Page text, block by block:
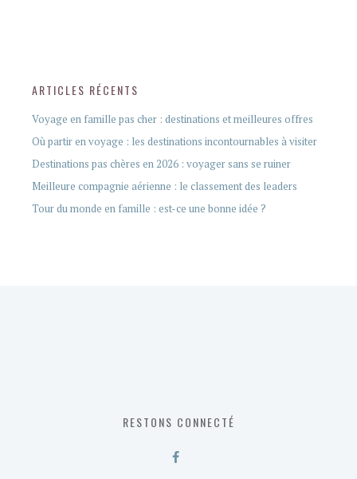
ARTICLES RÉCENTS
Voyage en famille pas cher : destinations et meilleures offres
Où partir en voyage : les destinations incontournables à visiter
Destinations pas chères en 2026 : voyager sans se ruiner
Meilleure compagnie aérienne : le classement des leaders
Tour du monde en famille : est-ce une bonne idée ?
RESTONS CONNECTÉ